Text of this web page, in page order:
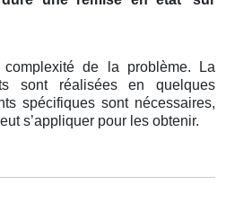
de la problème. La
sont réalisées en quelques
spécifiques sont nécessaires,
s’appliquer pour les obtenir.